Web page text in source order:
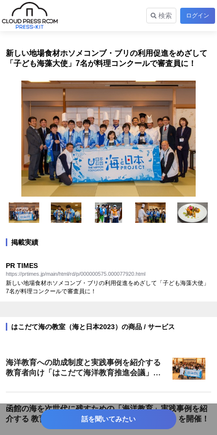
検索 ログイン
新しい地場食材ホソメコンブ・ブリの利用促進をめざして
「子ども海藻大使」7名が料理コンクールで審査員に！
掲載実績
PR TIMES
https://prtimes.jp/main/html/rd/p/000000575.000077920.html
新しい地場食材ホソメコンブ・ブリの利用促進をめざして「子ども海藻大使」
7名が料理コンクールで審査員に！
はこだて海の教室（海と日本2023）の商品 / サービス
海洋教育への助成制度と実践事例を紹介する
教育者向け「はこだて海洋教育推進会議」を
函館の海を次世代に残すための「海洋教育」実践事例を紹
介する 教育者向け「はこだて海洋教育推進会議」を開催！
話を聞いてみたい